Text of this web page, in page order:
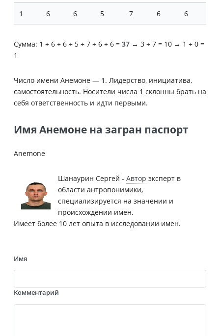
1 6 6 5 7 6 6
Сумма: 1 + 6 + 6 + 5 + 7 + 6 + 6 = 37 → 3 + 7 = 10 → 1 + 0 =
1
Число имени Анемоне — 1. Лидерство, инициатива,
самостоятельность. Носители числа 1 склонны брать на
себя ответственность и идти первыми.
Имя Анемоне на загран паспорт
Anemone
Шанаурин Сергей - Автор эксперт в
области антропонимики,
специализируется на значении и
происхождении имен.
Имеет более 10 лет опыта в исследовании имен.
Имя
Комментарий